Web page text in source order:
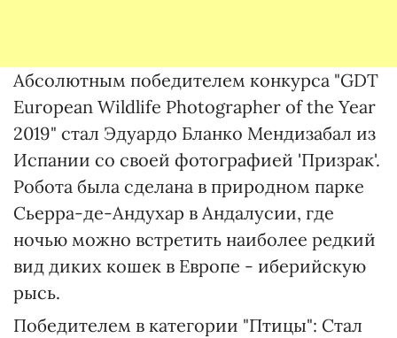
Абсолютным победителем конкурса "GDT
European Wildlife Photographer of the Year
2019" стал Эдуардо Бланко Мендизабал из
Испании со своей фотографией 'Призрак'.
Робота была сделана в природном парке
Сьерра-де-Андухар в Андалусии, где
ночью можно встретить наиболее редкий
вид диких кошек в Европе - иберийскую
рысь.
Победителем в категории "Птицы": Стал